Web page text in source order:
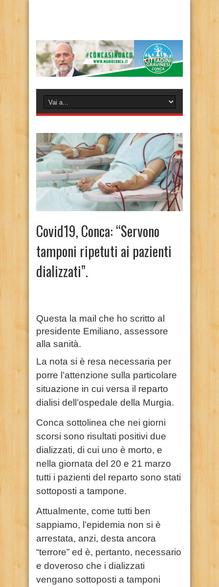
Covid19, Conca: “Servono
tamponi ripetuti ai pazienti
dializzati”.
Questa la mail che ho scritto al
presidente Emiliano, assessore
alla sanità.
La nota si è resa necessaria per
porre l’attenzione sulla particolare
situazione in cui versa il reparto
dialisi dell’ospedale della Murgia.
Conca sottolinea che nei giorni
scorsi sono risultati positivi due
dializzati, di cui uno è morto, e
nella giornata del 20 e 21 marzo
tutti i pazienti del reparto sono stati
sottoposti a tampone.
Attualmente, come tutti ben
sappiamo, l’epidemia non si è
arrestata, anzi, desta ancora
“terrore” ed è, pertanto, necessario
e doveroso che i dializzati
vengano sottoposti a tamponi